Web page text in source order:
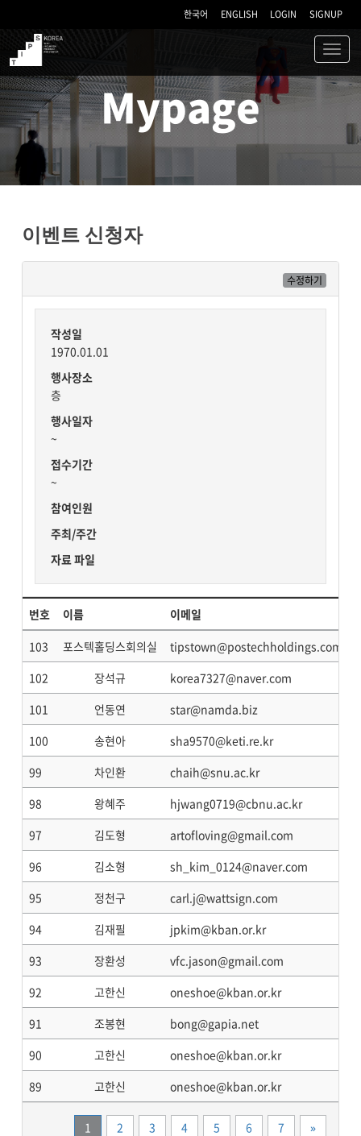
한국어 ENGLISH LOGIN SIGNUP
TIPS
Mypage
이벤트 신청자
수정하기
작성일
1970.01.01
행사장소
층
행사일자
~
접수기간
~
참여인원
주최/주간
자료 파일
번호 이름 이메일
103
포스텍홀딩스회의실 tipstown@postechholdings.com
102
장석규 korea7327@naver.com
101
언동연 star@namda.biz
100
송현아 sha9570@keti.re.kr
99
차인환 chaih@snu.ac.kr
98
왕혜주 hjwang0719@cbnu.ac.kr
97
김도형 artofloving@gmail.com
96
김소형 sh_kim_0124@naver.com
95
정천구 carl.j@wattsign.com
94
김재필 jpkim@kban.or.kr
93
장환성 vfc.jason@gmail.com
92
고한신 oneshoe@kban.or.kr
91
조봉현 bong@gapia.net
90
고한신 oneshoe@kban.or.kr
89
고한신 oneshoe@kban.or.kr
1 2 3 4 5 6 7 »끝